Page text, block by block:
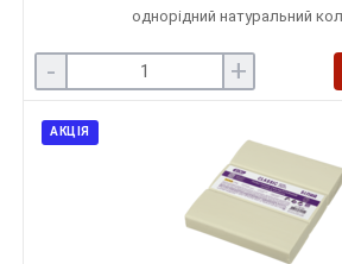
однорідний натуральний
- +
АКЦІЯ